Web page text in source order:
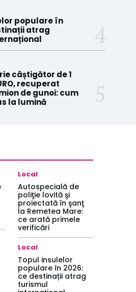
populare în
atrag
câștigător de 1
recuperat
de gunoi: cum
la lumină
Local
Autospecială de
poliţie lovită şi
proiectată în şanţ
la Remetea Mare:
ce arată primele
verificări
Local
Topul insulelor
populare în 2026:
ce destinații atrag
turismul